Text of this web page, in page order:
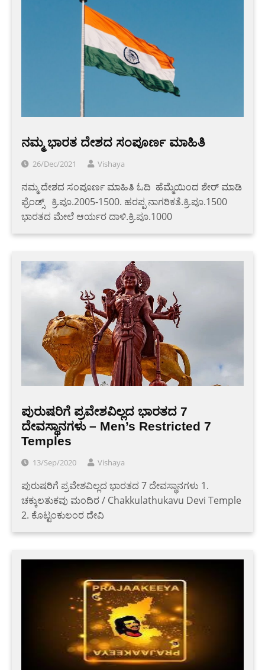
ನಮ್ಮ ಭಾರತ ದೇಶದ ಸಂಪೂರ್ಣ ಮಾಹಿತಿ
26/Dec/2021 Vishaya
ನಮ್ಮ ದೇಶದ ಸಂಪೂರ್ಣ ಮಾಹಿತಿ ಓದಿ ಹೆಮ್ಮೆಯಿಂದ ಶೇರ್ ಮಾಡಿ
ಫ್ರೆಂಡ್ಸ್ ಕ್ರಿ.ಪೂ.2005-1500. ಹರಪ್ಪ ನಾಗರಿಕತೆ.ಕ್ರಿ.ಪೂ.1500
ಭಾರತದ ಮೇಲೆ ಆರ್ಯರ ದಾಳಿ.ಕ್ರಿ.ಪೂ.1000
ಪುರುಷರಿಗೆ ಪ್ರವೇಶವಿಲ್ಲದ ಭಾರತದ 7
ದೇವಸ್ಥಾನಗಳು – Men’s Restricted 7
Temples
13/Sep/2020 Vishaya
ಪುರುಷರಿಗೆ ಪ್ರವೇಶವಿಲ್ಲದ ಭಾರತದ 7 ದೇವಸ್ಥಾನಗಳು 1.
ಚಕ್ಕುಲತುಕವು ಮಂದಿರ / Chakkulathukavu Devi Temple
2. ಕೊಟ್ಟಂಕುಲಂರ ದೇವಿ